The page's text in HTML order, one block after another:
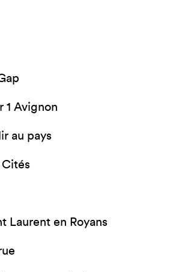
1 Avignon
au pays
Laurent en Royans